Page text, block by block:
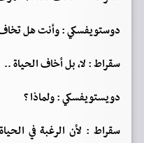
دوستويفسكي : وأنت هل
سقراط : لا، بل أخاف الحياة ..
دويستويفسكي : ولماذا ؟
سقراط : لأن الرغبة في